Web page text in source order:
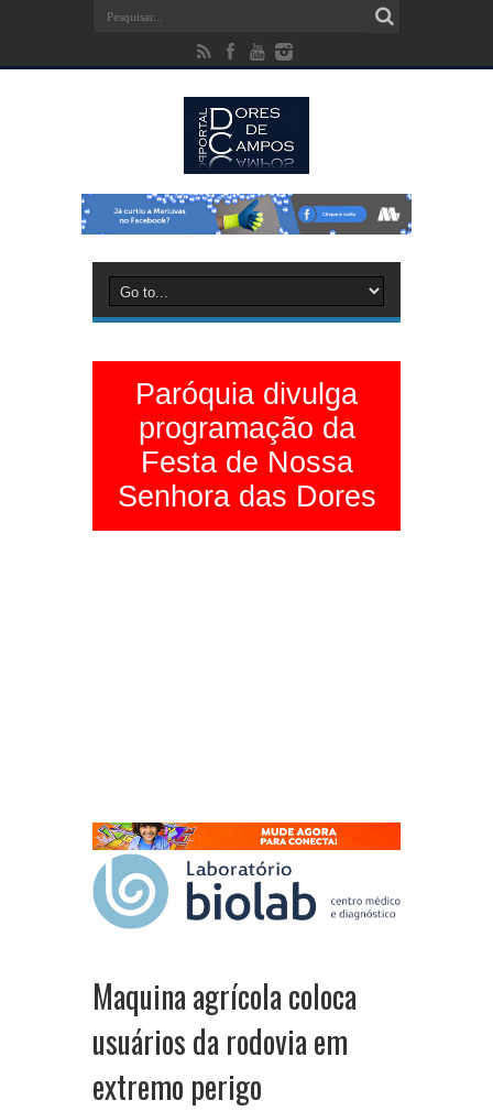
Paróquia divulga
programação da
Festa de Nossa
Senhora das Dores
Maquina agrícola coloca
usuários da rodovia em
extremo perigo